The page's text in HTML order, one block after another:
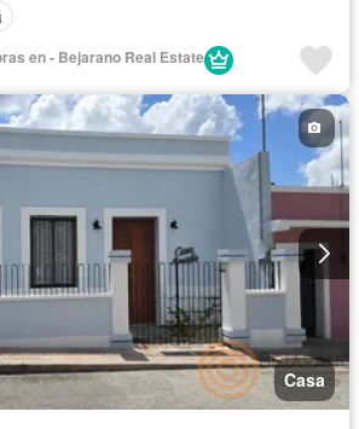
en - Bejarano Real Estate
Casa